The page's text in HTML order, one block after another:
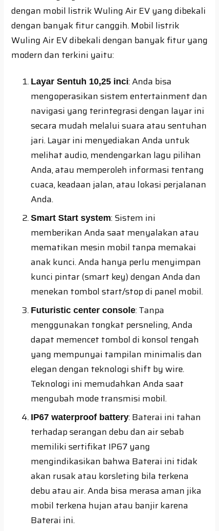
dengan mobil listrik Wuling Air EV yang dibekali
dengan banyak fitur canggih. Mobil listrik
Wuling Air EV dibekali dengan banyak fitur yang
modern dan terkini yaitu:
Layar Sentuh 10,25 inci: Anda bisa
mengoperasikan sistem entertainment dan
navigasi yang terintegrasi dengan layar ini
secara mudah melalui suara atau sentuhan
jari. Layar ini menyediakan Anda untuk
melihat audio, mendengarkan lagu pilihan
Anda, atau memperoleh informasi tentang
cuaca, keadaan jalan, atau lokasi perjalanan
Anda.
Smart Start system: Sistem ini
memberikan Anda saat menyalakan atau
mematikan mesin mobil tanpa memakai
anak kunci. Anda hanya perlu menyimpan
kunci pintar (smart key) dengan Anda dan
menekan tombol start/stop di panel mobil.
Futuristic center console: Tanpa
menggunakan tongkat persneling, Anda
dapat memencet tombol di konsol tengah
yang mempunyai tampilan minimalis dan
elegan dengan teknologi shift by wire.
Teknologi ini memudahkan Anda saat
mengubah mode transmisi mobil.
IP67 waterproof battery: Baterai ini tahan
terhadap serangan debu dan air sebab
memiliki sertifikat IP67 yang
mengindikasikan bahwa Baterai ini tidak
akan rusak atau korsleting bila terkena
debu atau air. Anda bisa merasa aman jika
mobil terkena hujan atau banjir karena
Baterai ini.